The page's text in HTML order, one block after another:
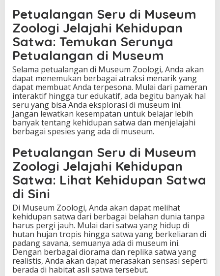
Petualangan Seru di Museum
Zoologi Jelajahi Kehidupan
Satwa: Temukan Serunya
Petualangan di Museum
Selama petualangan di Museum Zoologi, Anda akan
dapat menemukan berbagai atraksi menarik yang
dapat membuat Anda terpesona. Mulai dari pameran
interaktif hingga tur edukatif, ada begitu banyak hal
seru yang bisa Anda eksplorasi di museum ini.
Jangan lewatkan kesempatan untuk belajar lebih
banyak tentang kehidupan satwa dan menjelajahi
berbagai spesies yang ada di museum.
Petualangan Seru di Museum
Zoologi Jelajahi Kehidupan
Satwa: Lihat Kehidupan Satwa
di Sini
Di Museum Zoologi, Anda akan dapat melihat
kehidupan satwa dari berbagai belahan dunia tanpa
harus pergi jauh. Mulai dari satwa yang hidup di
hutan hujan tropis hingga satwa yang berkeliaran di
padang savana, semuanya ada di museum ini.
Dengan berbagai diorama dan replika satwa yang
realistis, Anda akan dapat merasakan sensasi seperti
berada di habitat asli satwa tersebut.